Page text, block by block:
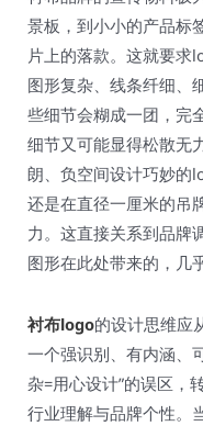
景板，到小小的产品标
片上的落款。这就要求
图形复杂、线条纤细、
些细节会糊成一团，完
细节又可能显得松散无
朗、负空间设计巧妙的
还是在直径一厘米的吊
力。这直接关系到品牌
图形在此处带来的，几
衬布logo的设计思维应
一个强识别、有内涵、
杂=用心设计”的误区，
行业理解与品牌个性。